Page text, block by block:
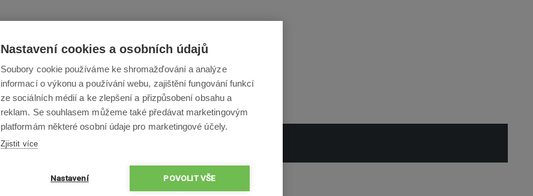
Nastavení cookies a osobních údajů
Soubory cookie používáme ke shromažďování a analýze
informací o výkonu a používání webu, zajištění fungování funkcí
ze sociálních médií a ke zlepšení a přizpůsobení obsahu a
reklam. Se souhlasem můžeme také předávat marketingovým
platformám některé osobní údaje pro marketingové účely.
Zjistit více
Nastavení POVOLIT VŠE